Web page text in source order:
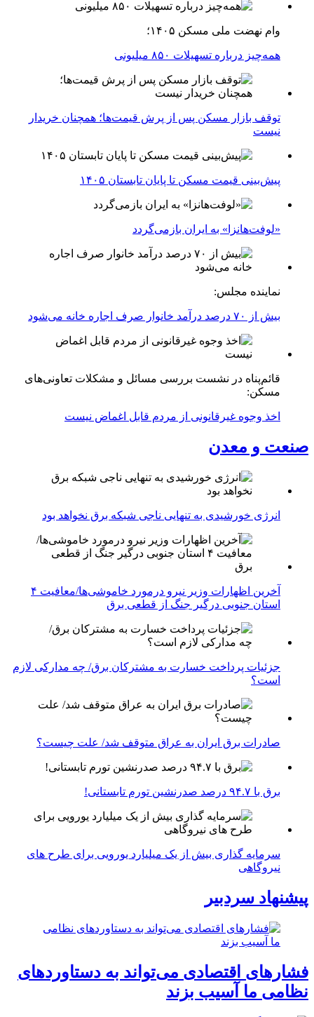
وام نهضت ملی مسکن ۱۴۰۵؛
همه‌چیز درباره تسهیلات ۸۵۰ میلیونی
توقف بازار مسکن پس از پرش قیمت‌ها؛ همچنان خریدار
نیست
پیش‌بینی قیمت مسکن تا پایان تابستان ۱۴۰۵
«لوفت‌هانزا» به ایران بازمی‌گردد
نماینده مجلس:
بیش از ۷۰ درصد درآمد خانوار صرف اجاره خانه می‌شود
قائم‌پناه در نشست بررسی مسائل و مشکلات تعاونی‌های
مسکن:
اخذ وجوه غیرقانونی از مردم قابل اغماض نیست
صنعت و معدن
انرژی خورشیدی به تنهایی ناجی شبکه برق نخواهد بود
آخرین اظهارات وزیر نیرو درمورد خاموشی‌ها/معافیت ۴
استان جنوبی درگیر جنگ از قطعی برق
جزئیات پرداخت خسارت به مشترکان برق/ چه مدارکی لازم
است؟
صادرات برق ایران به عراق متوقف شد/ علت چیست؟
برق با ۹۴.۷ درصد صدرنشین تورم تابستانی!
سرمایه گذاری بیش از یک میلیارد یورویی برای طرح های
نیروگاهی
پیشنهاد سردبیر
فشارهای اقتصادی می‌تواند به دستاوردهای
نظامی ما آسیب بزند